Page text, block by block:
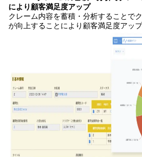
により顧客満足度アップ
クレーム内容を蓄積・分析することで
が向上することにより顧客満足度アッ